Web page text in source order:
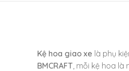
Kệ hoa giao xe là phụ
BMCRAFT , mỗi kệ hoa là